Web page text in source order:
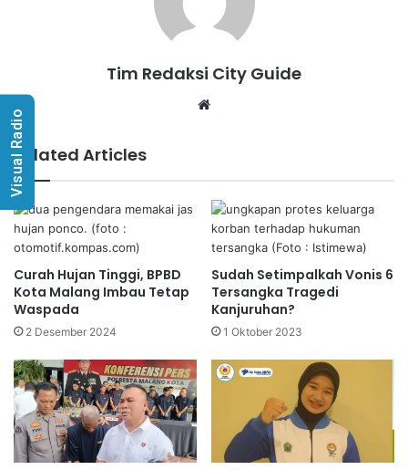
Tim Redaksi City Guide
Related Articles
Curah Hujan Tinggi, BPBD
Kota Malang Imbau Tetap
Waspada
2 Desember 2024
Sudah Setimpalkah Vonis 6
Tersangka Tragedi
Kanjuruhan?
1 Oktober 2023
Visual Radio